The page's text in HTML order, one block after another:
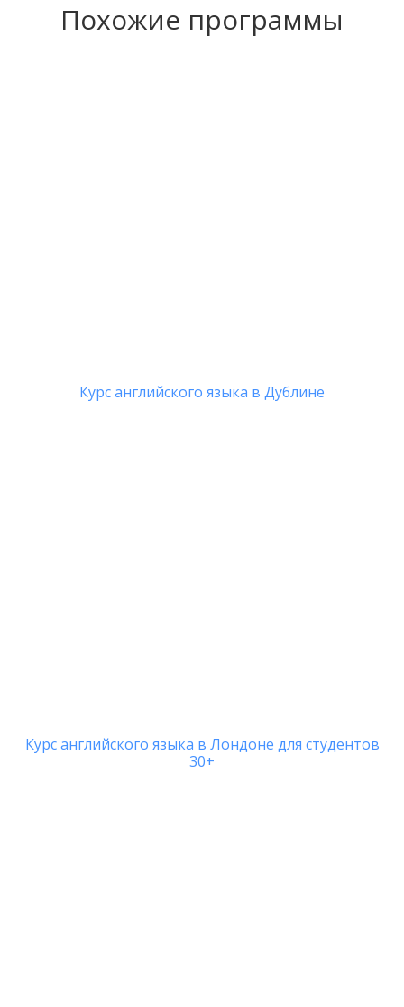
Похожие программы
Курс английского языка в Дублине
Курс английского языка в Лондоне для студентов
30+